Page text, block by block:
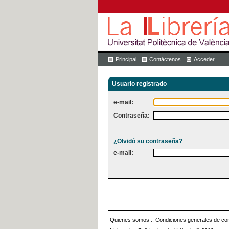
Principal Contáctenos Acceder
Usuario registrado
e-mail:
Contraseña:
¿Olvidó su contraseña?
e-mail:
Quienes somos :: Condiciones generales de